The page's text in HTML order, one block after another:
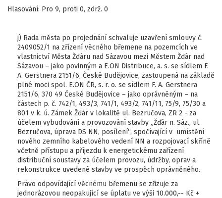
Hlasování: Pro 9, proti 0, zdrž. 0
j) Rada města po projednání schvaluje uzavření smlouvy č.
2409052/1 na zřízení věcného břemene na pozemcích ve
vlastnictví Města Žďáru nad Sázavou mezi Městem Žďár nad
Sázavou – jako povinným a E.ON Distribuce, a. s. se sídlem F.
A. Gerstnera 2151/6, České Budějovice, zastoupená na základě
plné moci spol. E.ON ČR, s. r. o. se sídlem F. A. Gerstnera
2151/6, 370 49 České Budějovice – jako oprávněným – na
částech p. č. 742/1, 493/3, 741/1, 493/2, 741/11, 75/9, 75/30 a
801 v k. ú. Zámek Žďár v lokalitě ul. Bezručova, ZR 2 - za
účelem vybudování a provozování stavby „Žďár n. Sáz., ul.
Bezručova, úprava DS NN, posílení“, spočívající v umístění
nového zemního kabelového vedení NN a rozpojovací skříně
včetně přístupu a příjezdu k energetickému zařízení
distribuční soustavy za účelem provozu, údržby, oprav a
rekonstrukce uvedené stavby ve prospěch oprávněného.
Právo odpovídající věcnému břemenu se zřizuje za
jednorázovou neopakující se úplatu ve výši 10.000,-- Kč +